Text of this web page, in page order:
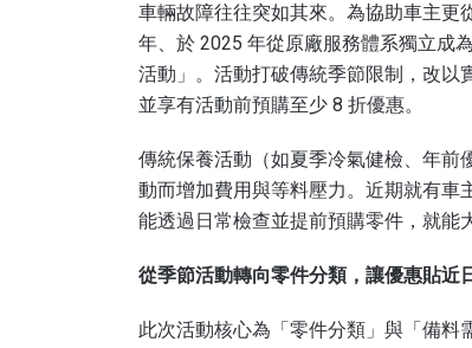
車輛故障往往突如其來。為協助車主更
年、於 2025 年從原廠服務體系獨立成
活動」。活動打破傳統季節限制，改以
並享有活動前預購至少 8 折優惠。
傳統保養活動（如夏季冷氣健檢、年前
動而增加費用與等料壓力。近期就有車
能透過日常檢查並提前預購零件，就能
從季節活動轉向零件分類，讓優惠貼近
此次活動核心為「零件分類」與「備